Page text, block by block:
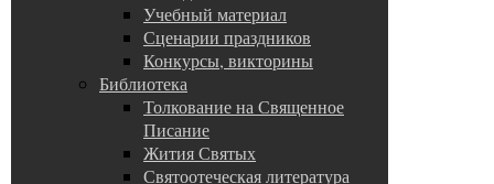
Учебный материал
Сценарии праздников
Конкурсы, викторины
Библиотека
Толкование на Священное
Писание
Жития Святых
Святоотеческая литература